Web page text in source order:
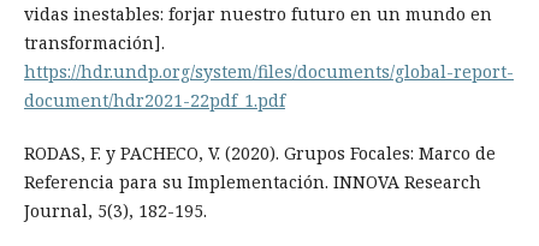
vidas inestables: forjar nuestro futuro en un mundo en
transformación].
https://hdr.undp.org/system/files/documents/global-report-
document/hdr2021-22pdf_1.pdf
RODAS, F. y PACHECO, V. (2020). Grupos Focales: Marco de
Referencia para su Implementación. INNOVA Research
Journal, 5(3), 182-195.